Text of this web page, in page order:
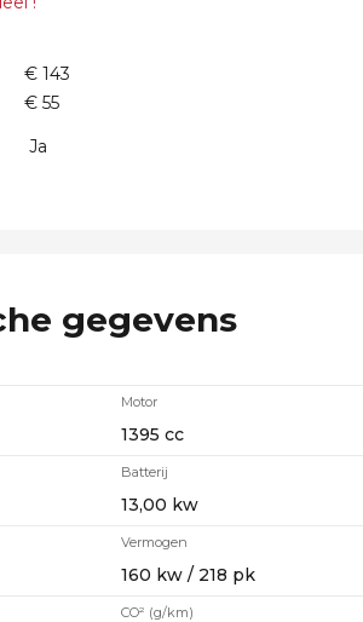
€ 143
€ 55
Ja
gegevens
Motor
1395 cc
Batterij
13,00 kw
Vermogen
160 kw / 218 pk
CO² (g/km)